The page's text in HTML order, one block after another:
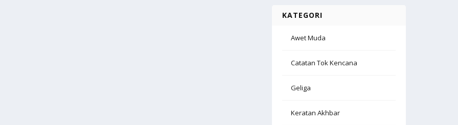
KATEGORI
Awet Muda
Catatan Tok Kencana
Geliga
Keratan Akhbar